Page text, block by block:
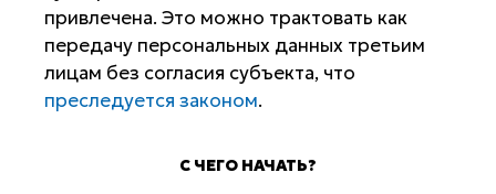
привлечена. Это можно трактовать как
передачу персональных данных третьим
лицам без согласия субъекта, что
преследуется законом.
С ЧЕГО НАЧАТЬ?